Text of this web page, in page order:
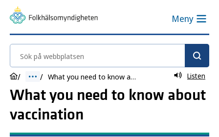
Meny
Sök på webbplatsen
What you need to know about vaccination Listen
What you need to know about
vaccination